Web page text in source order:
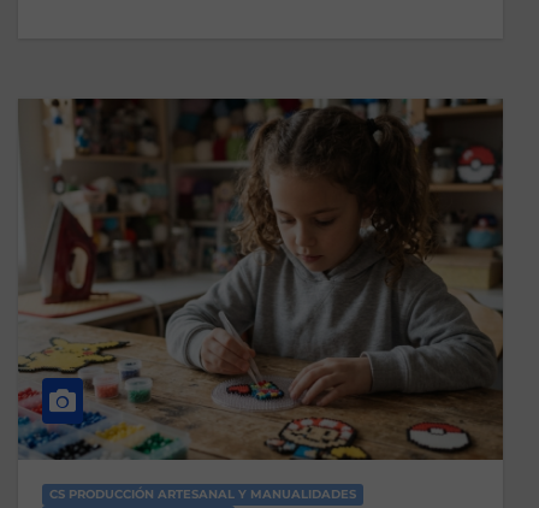
CS PRODUCCIÓN ARTESANAL Y MANUALIDADES